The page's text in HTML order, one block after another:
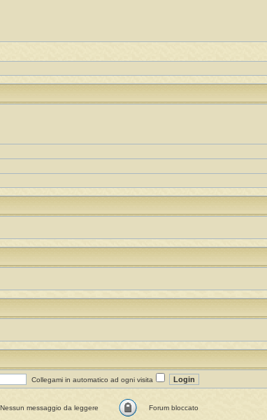
Collegami in automatico ad ogni visita
Nessun messaggio da leggere Forum bloccato